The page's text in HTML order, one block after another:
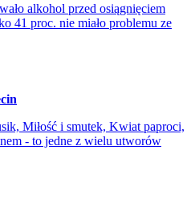
alkohol przed osiągnięciem
41 proc. nie miało problemu ze
Miłość i smutek, Kwiat paproci,
- to jedne z wielu utworów